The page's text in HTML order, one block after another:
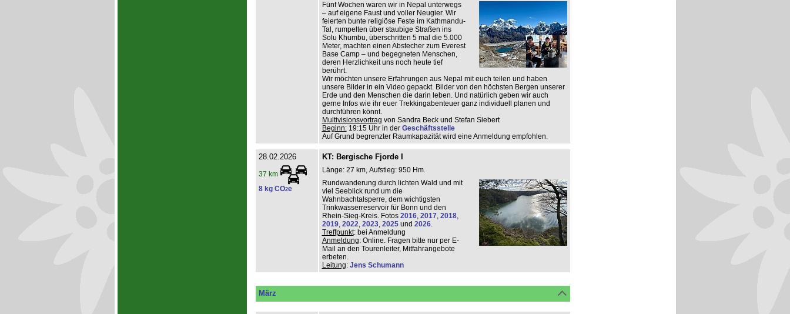
Fünf Wochen waren wir in Nepal unterwegs
– auf eigene Faust und voller Neugier. Wir
feierten bunte religiöse Feste im Kathmandu-
Tal, rumpelten über staubige Straßen ins
Solu Khumbu, überschritten 5 mal die 5.000
Meter, machten einen Abstecher zum Everest
Base Camp – und begegneten Menschen,
deren Herzlichkeit uns noch heute tief
berührt.
Wir möchten unsere Erfahrungen aus Nepal mit euch teilen und haben
unsere Bilder in ein Video gepackt. Bilder von den höchsten Bergen unserer
Erde und den Menschen die darin leben. Und natürlich geben wir auch
gerne Infos wie ihr euer Trekkingabenteuer ganz individuell planen und
durchführen könnt.
Multivisionsvortrag von Sandra Beck und Stefan Siebert
Beginn:19:15 Uhr in der Geschäftsstelle
Auf Grund begrenzter Raumkapazität wird eine Anmeldung empfohlen.
28.02.2026
37 km
8 kg CO2e
KT: Bergische Fjorde I
Länge: 27 km, Aufstieg: 950 Hm.
Rundwanderung durch lichten Wald und mit
viel Seeblick rund um die
Wahnbachtalsperre, dem wichtigsten
Trinkwasserreservoir für Bonn und den
Rhein-Sieg-Kreis. Fotos 2016, 2017, 2018,
2019, 2022, 2023, 2025und 2026.
Treffpunkt: bei Anmeldung
Anmeldung: Online. Fragen bitte nur per E-
Mail an den Tourenleiter, Mitfahrangebote
erbeten.
Leitung: Jens Schumann
März